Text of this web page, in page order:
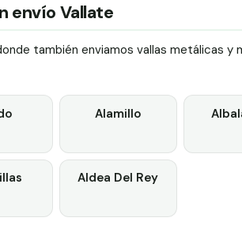
envío Vallate
también enviamos vallas metálicas y
Alamillo
Aldea Del Rey